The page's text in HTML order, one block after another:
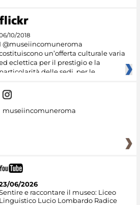
10/2018
I @museiincomuneroma
un’offerta culturale varia
eclettica per il prestigio e la
particolarità delle sedi, per le
museiincomuneroma
06/2026
e raccontare il museo: Liceo
Linguistico Lucio Lombardo Radice